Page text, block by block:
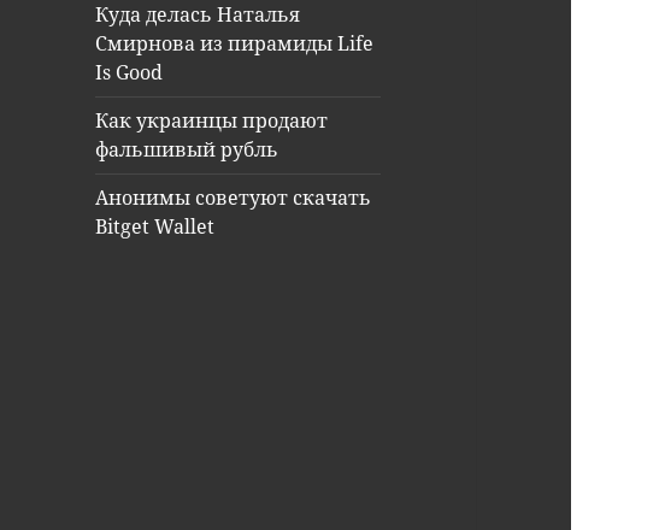
Куда делась Наталья
Смирнова из пирамиды Life
Is Good
Как украинцы продают
фальшивый рубль
Анонимы советуют скачать
Bitget Wallet